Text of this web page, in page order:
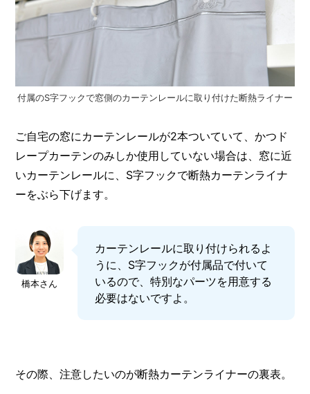
付属のS字フックで窓側のカーテンレールに取り付けた断熱ライナー
ご自宅の窓にカーテンレールが2本ついていて、かつド
レープカーテンのみしか使用していない場合は、窓に近
いカーテンレールに、S字フックで断熱カーテンライナ
ーをぶら下げます。
橋本さん
カーテンレールに取り付けられるよ
うに、S字フックが付属品で付いて
いるので、特別なパーツを用意する
必要はないですよ。
その際、注意したいのが断熱カーテンライナーの裏表。